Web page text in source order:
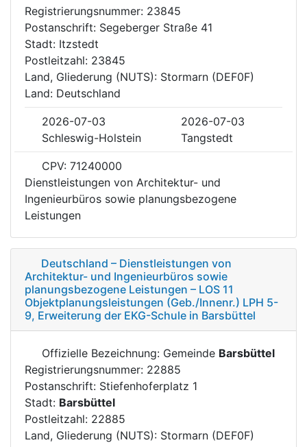
Registrierungsnummer: 23845
Postanschrift: Segeberger Straße 41
Stadt: Itzstedt
Postleitzahl: 23845
Land, Gliederung (NUTS): Stormarn (DEF0F)
Land: Deutschland
2026-07-03
2026-07-03
Schleswig-Holstein
Tangstedt
CPV: 71240000
Dienstleistungen von Architektur- und
Ingenieurbüros sowie planungsbezogene
Leistungen
Deutschland – Dienstleistungen von
Architektur- und Ingenieurbüros sowie
planungsbezogene Leistungen – LOS 11
Objektplanungsleistungen (Geb./Innenr.) LPH 5-
9, Erweiterung der EKG-Schule in Barsbüttel
Offizielle Bezeichnung: Gemeinde Barsbüttel
Registrierungsnummer: 22885
Postanschrift: Stiefenhoferplatz 1
Stadt: Barsbüttel
Postleitzahl: 22885
Land, Gliederung (NUTS): Stormarn (DEF0F)